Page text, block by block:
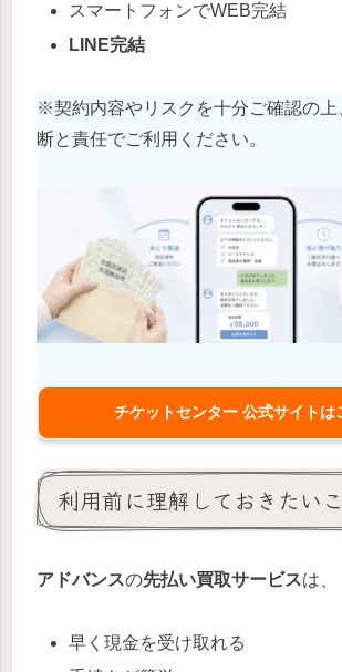
スマートフォンでWEB完結
LINE完結
※契約内容やリスクを十分ご確認の上
断と責任でご利用ください。
チケットセンター 公式サイトは
利用前に理解しておきたい
アドバンスの先払い買取サービスは、
早く現金を受け取れる